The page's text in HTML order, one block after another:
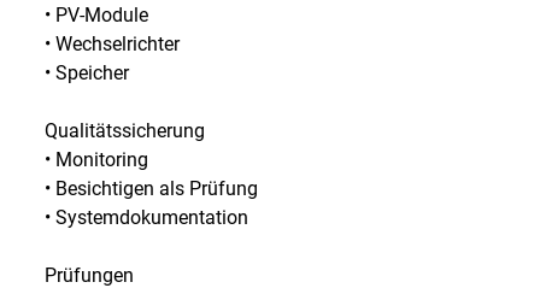
• PV-Module
• Wechselrichter
• Speicher
Qualitätssicherung
• Monitoring
• Besichtigen als Prüfung
• Systemdokumentation
Prüfungen